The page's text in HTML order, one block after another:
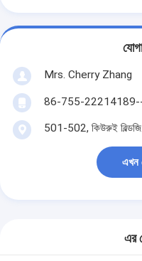
Mrs. Cherry Zhang
86-755-
501-502, কিউরুই
এখন
এর